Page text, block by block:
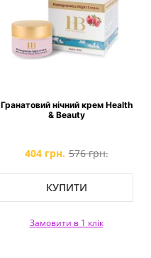
Гранатовий нічний крем Health
& Beauty
404 грн. 576 грн.
КУПИТИ
Замовити в 1 клік